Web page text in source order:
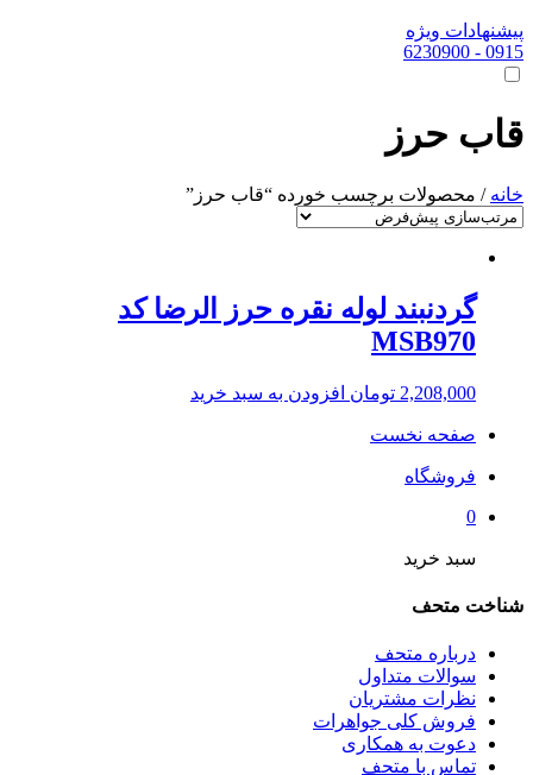
پیشنهادات ویژه
0915
- 6230900
قاب حرز
خانه / محصولات برچسب خورده “قاب حرز”
گردنبند لوله نقره حرز الرضا کد
MSB970
2,208,000 تومان افزودن به سبد خرید
صفحه نخست
فروشگاه
0
سبد خرید
شناخت متحف
درباره متحف
سوالات متداول
نظرات مشتریان
فروش کلی جواهرات
دعوت به همکاری
تماس با متحف